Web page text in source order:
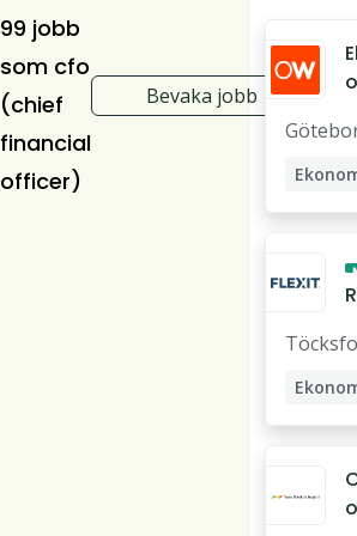
99 jobb
som cfo
(chief
financial
officer)
Bevaka jobb